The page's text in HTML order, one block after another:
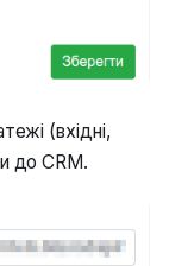
(вхідні,
до CRM.